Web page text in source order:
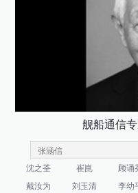
舰船通信
沈之荃 崔崑 顾诵
戴汝为
刘玉清 李幼